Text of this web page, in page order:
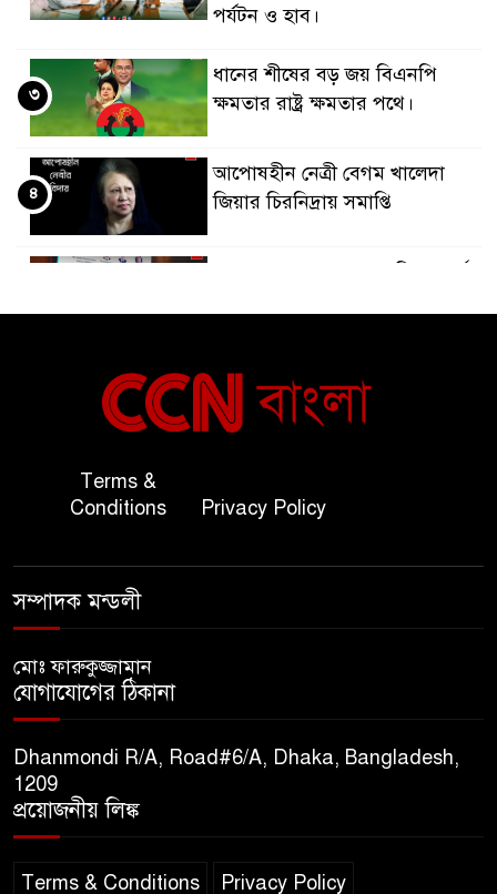
পর্যটন ও হাব।
ধানের শীষের বড় জয় বিএনপি
ক্ষমতার রাষ্ট্র ক্ষমতার পথে।
৩
আপোষহীন নেত্রী বেগম খালেদা
জিয়ার চিরনিদ্রায় সমাপ্তি
৪
বাংলাদেশ ও কুয়েত: সেনাপ্রধান এবং
সহ-পররাষ্ট্রমন্ত্রীর সৌজন্য সাক্ষাৎ
অতিরিক্ত পুলিশ মহাপরিদর্শক
বিপিআই-এর জ্বালানি প্রশিক্ষণ
৯
সুমাইয়া হারুন: মিস মাল্টিন্যাশনাল
১০
Terms &
Conditions
Privacy Policy
সম্পাদক মন্ডলী
মোঃ ফারুকুজ্জামান
যোগাযোগের ঠিকানা
Dhanmondi R/A, Road#6/A, Dhaka, Bangladesh,
1209
প্রয়োজনীয় লিঙ্ক
Terms & Conditions Privacy Policy